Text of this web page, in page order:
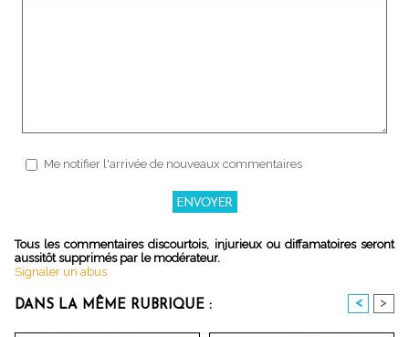
Me notifier l'arrivée de nouveaux commentaires
Tous les commentaires discourtois, injurieux ou diffamatoires seront
aussitôt supprimés par le modérateur.
Signaler un abus
DANS LA MÊME RUBRIQUE : < >